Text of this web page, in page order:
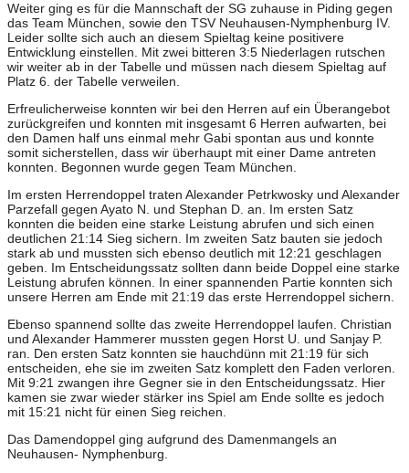
Weiter ging es für die Mannschaft der SG zuhause in Piding gegen
das Team München, sowie den TSV Neuhausen-Nymphenburg IV.
Leider sollte sich auch an diesem Spieltag keine positivere
Entwicklung einstellen. Mit zwei bitteren 3:5 Niederlagen rutschen
wir weiter ab in der Tabelle und müssen nach diesem Spieltag auf
Platz 6. der Tabelle verweilen.
Erfreulicherweise konnten wir bei den Herren auf ein Überangebot
zurückgreifen und konnten mit insgesamt 6 Herren aufwarten, bei
den Damen half uns einmal mehr Gabi spontan aus und konnte
somit sicherstellen, dass wir überhaupt mit einer Dame antreten
konnten. Begonnen wurde gegen Team München.
Im ersten Herrendoppel traten Alexander Petrkwosky und Alexander
Parzefall gegen Ayato N. und Stephan D. an. Im ersten Satz
konnten die beiden eine starke Leistung abrufen und sich einen
deutlichen 21:14 Sieg sichern. Im zweiten Satz bauten sie jedoch
stark ab und mussten sich ebenso deutlich mit 12:21 geschlagen
geben. Im Entscheidungssatz sollten dann beide Doppel eine starke
Leistung abrufen können. In einer spannenden Partie konnten sich
unsere Herren am Ende mit 21:19 das erste Herrendoppel sichern.
Ebenso spannend sollte das zweite Herrendoppel laufen. Christian
und Alexander Hammerer mussten gegen Horst U. und Sanjay P.
ran. Den ersten Satz konnten sie hauchdünn mit 21:19 für sich
entscheiden, ehe sie im zweiten Satz komplett den Faden verloren.
Mit 9:21 zwangen ihre Gegner sie in den Entscheidungssatz. Hier
kamen sie zwar wieder stärker ins Spiel am Ende sollte es jedoch
mit 15:21 nicht für einen Sieg reichen.
Das Damendoppel ging aufgrund des Damenmangels an
Neuhausen- Nymphenburg.